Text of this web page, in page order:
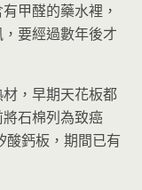
甲醛的藥水裡，
要經過數年後才
，早期天花板都
石棉列為致癌
酸鈣板，期間已有